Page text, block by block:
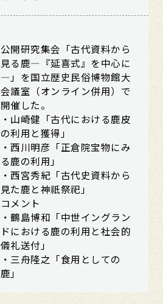
公開研究集会「古代資料から
見る鹿―『延喜式』を中心に
―」を国立歴史民俗博物館大
会議室（オンライン併用）で
開催した。
・山崎健「古代における鹿皮
の利用と獲得」
・西川明彦「正倉院宝物にみ
る鹿の利用」
・西宮秀紀「古代史資料から
見た鹿と神祇祭祀」
コメント
・鶴島博和「中世イングラン
ドにおける鹿の利用と社会的
儀礼送付」
・三舟隆之「食用としての
鹿」